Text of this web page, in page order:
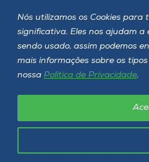
Nós utilizamos os Cookies
significativa. Eles nos ajudam
sendo usado, assim podemos
mais informações sobre os
nossa Política de Privacidade.